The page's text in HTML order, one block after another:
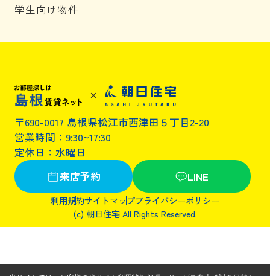
学生向け物件
〒690-0017 島根県松江市西津田５丁目2-20
営業時間：9:30~17:30
定休日：水曜日
来店予約
LINE
利用規約サイトマッププライバシーポリシー
(c) 朝日住宅 All Rights Reserved.